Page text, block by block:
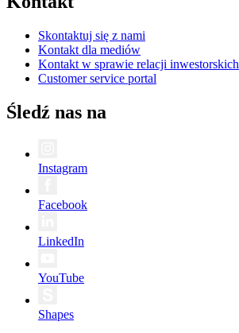
Skontaktuj się z nami
Kontakt dla mediów
Kontakt w sprawie relacji inwestorskich
Customer service portal
Śledź nas na
Instagram
Facebook
LinkedIn
YouTube
Shapes